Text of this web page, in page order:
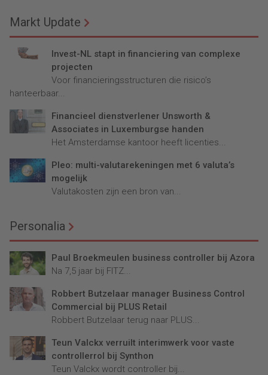
Markt Update
Invest-NL stapt in financiering van complexe
projecten
Voor financieringsstructuren die risico’s
hanteerbaar...
Financieel dienstverlener Unsworth &
Associates in Luxemburgse handen
Het Amsterdamse kantoor heeft licenties...
Pleo: multi-valutarekeningen met 6 valuta’s
mogelijk
Valutakosten zijn een bron van...
Personalia
Paul Broekmeulen business controller bij Azora
Na 7,5 jaar bij FITZ...
Robbert Butzelaar manager Business Control
Commercial bij PLUS Retail
Robbert Butzelaar terug naar PLUS...
Teun Valckx verruilt interimwerk voor vaste
controllerrol bij Synthon
Teun Valckx wordt controller bij...